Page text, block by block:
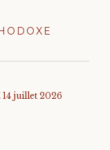
juillet 2026